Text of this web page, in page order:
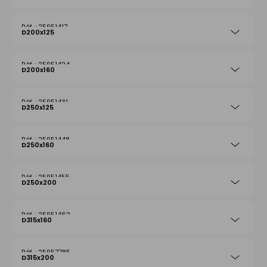
25951417
D200x125
25951424
D200x160
25951431
D250x125
25951448
D250x160
25951455
D250x200
25951462
D315x160
25957785
D315x200